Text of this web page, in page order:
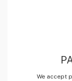
We accept